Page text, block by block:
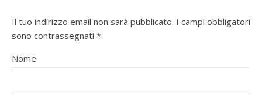
Il tuo indirizzo email non sarà pubblicato. I campi obbligatori
sono contrassegnati *
Nome